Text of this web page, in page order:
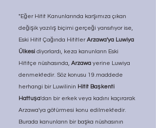
"Eğer Hitit Kanunlarında karşımıza çıkan
değişik yazılış biçimi gerçeği yansıtıyor ise,
Eski Hitit Çağında Hititler Arzawa'ya Luwiya
Ülkesi diyorlardı, keza kanunların Eski
Hititçe nüshasında, Arzawa yerine Luwiya
denmektedir. Söz konusu 19.maddede
herhangi bir Luwilinin Hitit Başkenti
Hattuşa'dan bir erkek veya kadını kaçırarak
Arzawa'ya götürmesi konu edilmektedir.
Burada kanunların bir başka nüshasının